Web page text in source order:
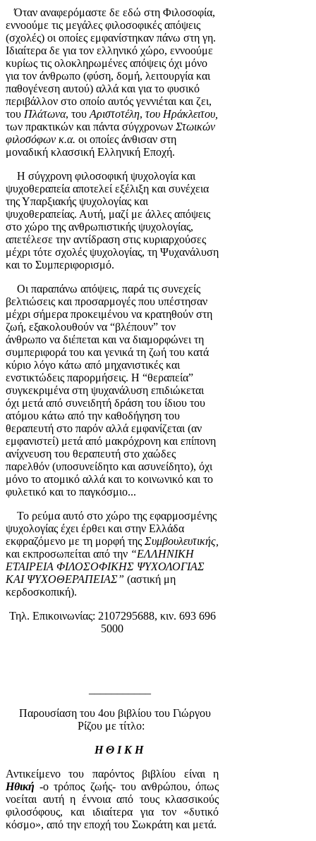
Όταν αναφερόμαστε δε εδώ στη Φιλοσοφία,
εννοούμε τις μεγάλες φιλοσοφικές απόψεις
(σχολές) οι οποίες εμφανίστηκαν πάνω στη γη.
Ιδιαίτερα δε για τον ελληνικό χώρο, εννοούμε
κυρίως τις ολοκληρωμένες απόψεις όχι μόνο
για τον άνθρωπο (φύση, δομή, λειτουργία και
παθογένεση αυτού) αλλά και για το φυσικό
περιβάλλον στο οποίο αυτός γεννιέται και ζει,
του Πλάτωνα, του Αριστοτέλη, του Ηράκλειτου,
των πρακτικών και πάντα σύγχρονων Στωικών
φιλοσόφων κ.α. οι οποίες άνθισαν στη
μοναδική κλασσική Ελληνική Εποχή.
Η σύγχρονη φιλοσοφική ψυχολογία και
ψυχοθεραπεία αποτελεί εξέλιξη και συνέχεια
της Υπαρξιακής ψυχολογίας και
ψυχοθεραπείας. Αυτή, μαζί με άλλες απόψεις
στο χώρο της ανθρωπιστικής ψυχολογίας,
απετέλεσε την αντίδραση στις κυριαρχούσες
μέχρι τότε σχολές ψυχολογίας, τη Ψυχανάλυση
και το Συμπεριφορισμό.
Οι παραπάνω απόψεις, παρά τις συνεχείς
βελτιώσεις και προσαρμογές που υπέστησαν
μέχρι σήμερα προκειμένου να κρατηθούν στη
ζωή, εξακολουθούν να “βλέπουν” τον
άνθρωπο να διέπεται και να διαμορφώνει τη
συμπεριφορά του και γενικά τη ζωή του κατά
κύριο λόγο κάτω από μηχανιστικές και
ενστικτώδεις παρορμήσεις. Η “θεραπεία”
συγκεκριμένα στη ψυχανάλυση επιδιώκεται
όχι μετά από συνειδητή δράση του ίδιου του
ατόμου κάτω από την καθοδήγηση του
θεραπευτή στο παρόν αλλά εμφανίζεται (αν
εμφανιστεί) μετά από μακρόχρονη και επίπονη
ανίχνευση του θεραπευτή στο χαώδες
παρελθόν (υποσυνείδητο και ασυνείδητο), όχι
μόνο το ατομικό αλλά και το κοινωνικό και το
φυλετικό και το παγκόσμιο...
Το ρεύμα αυτό στο χώρο της εφαρμοσμένης
ψυχολογίας έχει έρθει και στην Ελλάδα
εκφραζόμενο με τη μορφή της Συμβουλευτικής,
και εκπροσωπείται από την “ΕΛΛΗΝΙΚΗ
ΕΤΑΙΡΕΙΑ ΦΙΛΟΣΟΦΙΚΗΣ ΨΥΧΟΛΟΓΙΑΣ
ΚΑΙ ΨΥΧΟΘΕΡΑΠΕΙΑΣ” (αστική μη
κερδοσκοπική).
Τηλ. Επικοινωνίας: 2107295688, κιν. 693 696
5000
Παρουσίαση του 4ου βιβλίου του Γιώργου
Ρίζου με τίτλο:
Η Θ Ι Κ Η
Αντικείμενο του παρόντος βιβλίου είναι η
Ηθική -ο τρόπος ζωής- του ανθρώπου, όπως
νοείται αυτή η έννοια από τους κλασσικούς
φιλοσόφους, και ιδιαίτερα για τον «δυτικό
κόσμο», από την εποχή του Σωκράτη και μετά.